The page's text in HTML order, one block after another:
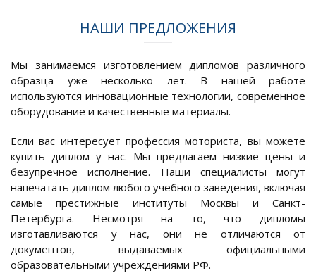
НАШИ ПРЕДЛОЖЕНИЯ
Мы занимаемся изготовлением дипломов различного
образца уже несколько лет. В нашей работе
используются инновационные технологии, современное
оборудование и качественные материалы.
Если вас интересует профессия моториста, вы можете
купить диплом у нас. Мы предлагаем низкие цены и
безупречное исполнение. Наши специалисты могут
напечатать диплом любого учебного заведения, включая
самые престижные институты Москвы и Санкт-
Петербурга. Несмотря на то, что дипломы
изготавливаются у нас, они не отличаются от
документов, выдаваемых официальными
образовательными учреждениями РФ.